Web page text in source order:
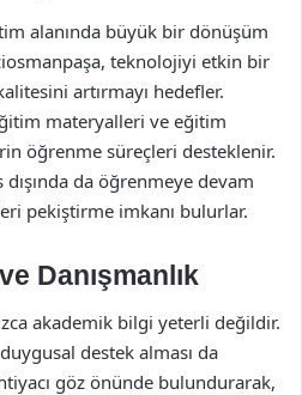
alanında büyük bir dönüşüm
teknolojiyi etkin bir
artırmayı hedefler.
materyalleri ve eğitim
öğrenme süreçleri desteklenir.
da öğrenmeye devam
pekiştirme imkanı bulurlar.
Danışmanlık
akademik bilgi yeterli değildir.
destek alması da
göz önünde bulundurarak,